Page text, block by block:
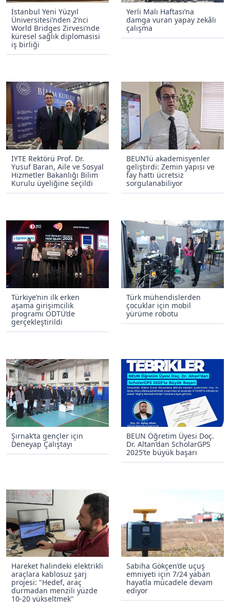
İstanbul Yeni Yüzyıl
Üniversitesi’nden 2’nci
World Bridges Zirvesi’nde
küresel sağlık diplomasisi
iş birliği
Yerli Malı Haftası’na
damga vuran yapay zekâlı
çalışma
İYTE Rektörü Prof. Dr.
Yusuf Baran, Aile ve Sosyal
Hizmetler Bakanlığı Bilim
Kurulu üyeliğine seçildi
BEUN’lü akademisyenler
geliştirdi: Zemin yapısı ve
fay hattı ücretsiz
sorgulanabiliyor
Türkiye’nin ilk erken
aşama girişimcilik
programı ODTÜ’de
gerçekleştirildi
Türk mühendislerden
çocuklar için mobil
yürüme robotu
Şırnak’ta gençler için
Deneyap Çalıştayı
BEUN Öğretim Üyesi Doç.
Dr. Altan’dan ScholarGPS
2025’te büyük başarı
Hareket halindeki elektrikli
araçlara kablosuz şarj
projesi: "Hedef, araç
durmadan menzili yüzde
10-20 yükseltmek"
Sabiha Gökçen’de uçuş
emniyeti için 7/24 yaban
hayatla mücadele devam
ediyor